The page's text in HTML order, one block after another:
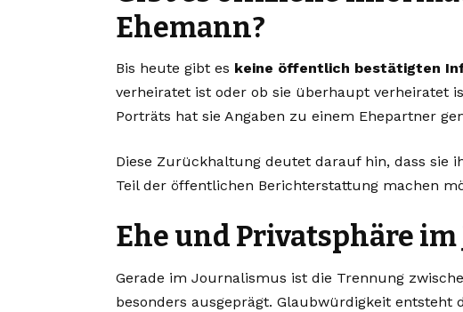
Ehemann?
Bis heute gibt es keine öffentlich bestätigten
verheiratet ist oder ob sie überhaupt verheiratet
Porträts hat sie Angaben zu einem Ehepartner
Diese Zurückhaltung deutet darauf hin, dass sie
Teil der öffentlichen Berichterstattung machen
Ehe und Privatsphäre
Gerade im Journalismus ist die Trennung
besonders ausgeprägt. Glaubwürdigkeit